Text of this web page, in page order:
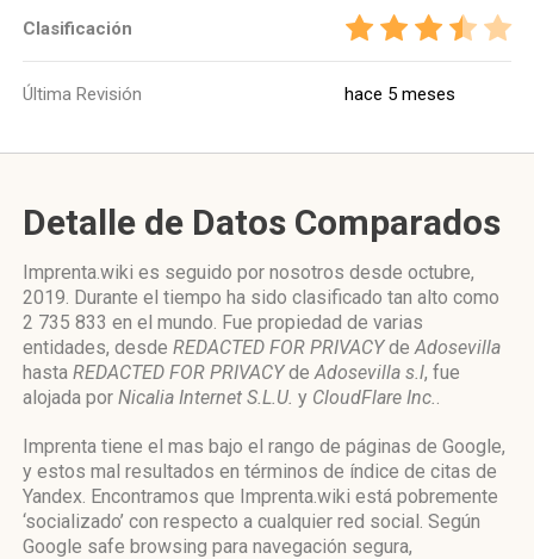
Clasificación
Última Revisión hace 5 meses
Detalle de Datos Comparados
Imprenta.wiki es seguido por nosotros desde octubre,
2019. Durante el tiempo ha sido clasificado tan alto como
2 735 833 en el mundo. Fue propiedad de varias
entidades, desde REDACTED FOR PRIVACYdeAdosevilla
hasta REDACTED FOR PRIVACYdeAdosevilla s.l, fue
alojada por Nicalia Internet S.L.U. y CloudFlare Inc..
Imprenta tiene el mas bajo el rango de páginas de Google,
y estos mal resultados en términos de índice de citas de
Yandex. Encontramos que Imprenta.wiki está pobremente
‘socializado’ con respecto a cualquier red social. Según
Google safe browsing para navegación segura,